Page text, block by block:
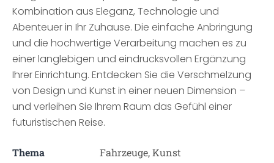
Kombination aus Eleganz, Technologie und
Abenteuer in Ihr Zuhause. Die einfache Anbringung
und die hochwertige Verarbeitung machen es zu
einer langlebigen und eindrucksvollen Ergänzung
Ihrer Einrichtung. Entdecken Sie die Verschmelzung
von Design und Kunst in einer neuen Dimension –
und verleihen Sie Ihrem Raum das Gefühl einer
futuristischen Reise.
Thema Fahrzeuge, Kunst